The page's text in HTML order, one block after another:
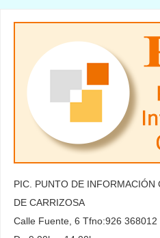
PIC. PUNTO DE INFORMACIÓN
DE CARRIZOSA
Calle Fuente, 6 Tfno:926 368012